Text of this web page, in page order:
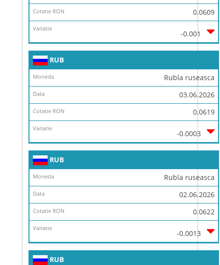
0.0609
-0.001
RUB
Rubla ruseasca
03.06.2026
0.0619
-0.0003
RUB
Rubla ruseasca
02.06.2026
0.0622
-0.0013
RUB